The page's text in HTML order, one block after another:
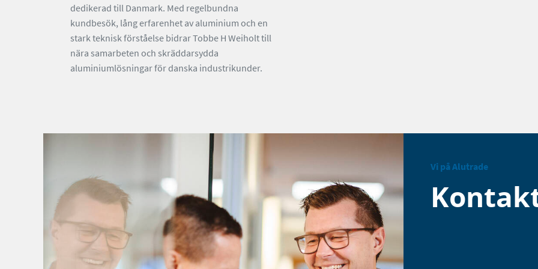
dedikerad till Danmark. Med regelbundna
kundbesök, lång erfarenhet av aluminium och en
stark teknisk förståelse bidrar Tobbe H Weiholt till
nära samarbeten och skräddarsydda
aluminiumlösningar för danska industrikunder.
Vi på Alutrade